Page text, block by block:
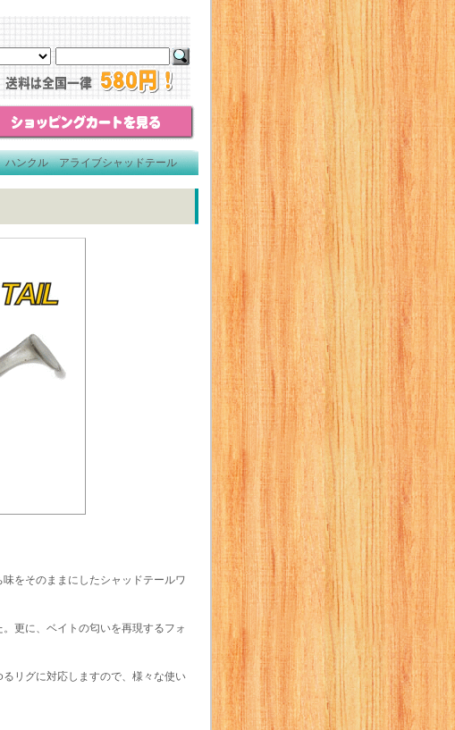
ハンクル アライブシャッドテール
をそのままにしたシャッドテールワ
更に、ベイトの匂いを再現するフォ
リグに対応しますので、様々な使い